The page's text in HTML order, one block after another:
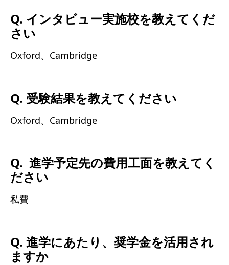
Q. インタビュー実施校を教えてくだ
さい
Oxford、Cambridge
Q. 受験結果を教えてください
Oxford、Cambridge
Q. 進学予定先の費用工面を教えてく
ださい
私費
Q. 進学にあたり、奨学金を活用され
ますか